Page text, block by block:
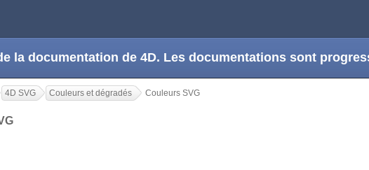
la documentation de 4D. Les documentations sont
4D SVG Couleurs et dégradés Couleurs SVG